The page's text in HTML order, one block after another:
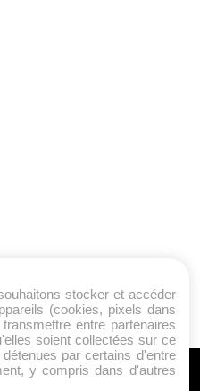
stocker et accéder
(cookies, pixels dans
entre partenaires
soient collectées sur ce
par certains d'entre
y compris dans d'autres